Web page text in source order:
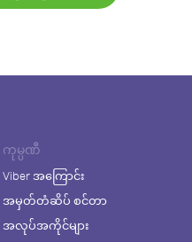
ကုမ္ပဏီ
Viber အကြောင်း
အမှတ်တံဆိပ် စင်တာ
အလုပ်အကိုင်များ